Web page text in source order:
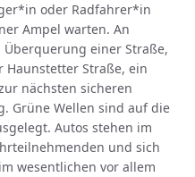
oder Radfahrer*in
Ampel warten. An
einer Straße,
Haunstetter Straße, ein
nächsten sicheren
Grüne Wellen sind auf die
Autos stehen im
und sich
wesentlichen vor allem